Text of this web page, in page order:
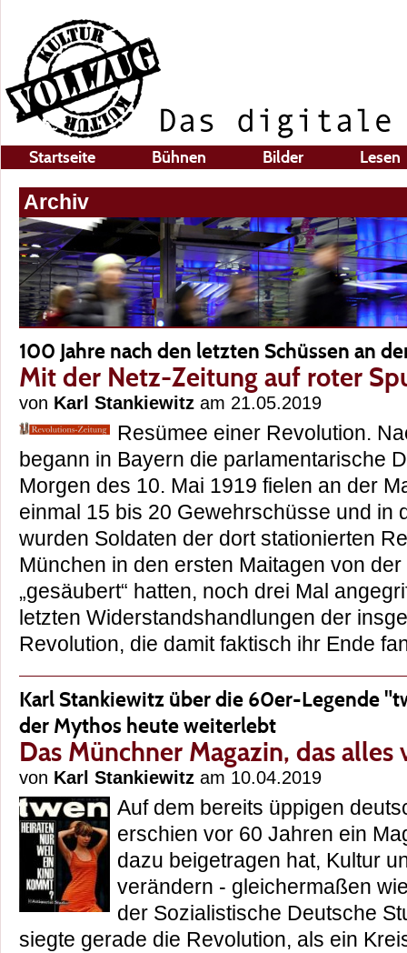
Startseite Bühnen Bilder Lesen
Archiv
100 Jahre nach den letzten Schüssen an
Mit der Netz-Zeitung auf roter
von Karl Stankiewitz am 21.05.2019
Resümee einer Revolution.
begann in Bayern die parlamentarische
Morgen des 10. Mai 1919 fielen an der
einmal 15 bis 20 Gewehrschüsse und in
wurden Soldaten der dort stationierten
München in den ersten Maitagen von
„gesäubert“ hatten, noch drei Mal
letzten Widerstandshandlungen der
Revolution, die damit faktisch ihr Ende
Karl Stankiewitz über die 60er-Legende
der Mythos heute weiterlebt
Das Münchner Magazin, das
von Karl Stankiewitz am 10.04.2019
Auf dem bereits üppigen
erschien vor 60 Jahren ein
dazu beigetragen hat, Kultur
verändern - gleichermaßen
der Sozialistische Deutsche
siegte gerade die Revolution, als ein